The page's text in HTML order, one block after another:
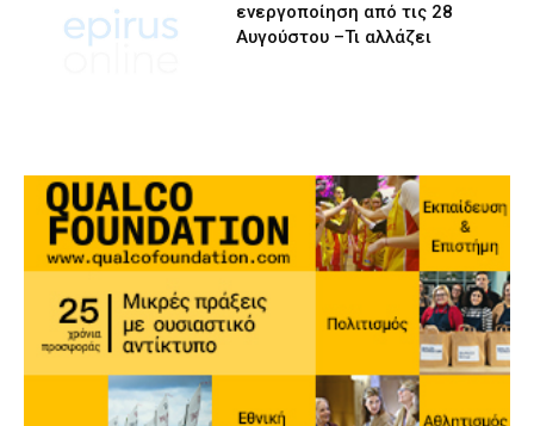
ενεργοποίηση από τις 28
Αυγούστου –Τι αλλάζει